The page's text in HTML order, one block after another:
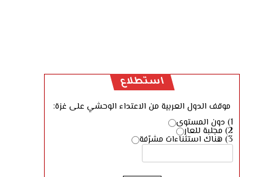
استطلاع
موقف الدول العربية من الاعتداء الوحشي على غزة:
1) دون المستوى
2) مجلبة للعار
3) هناك استثناءات مشرّفة